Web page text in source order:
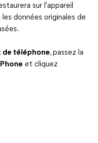
sur l'appareil
données originales de
de téléphone, passez la
et cliquez